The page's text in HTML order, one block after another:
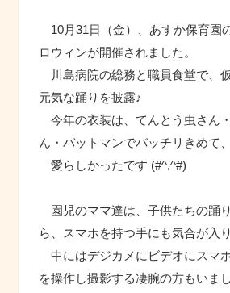
10月31日（金）、あすか保育園
ロウィンが開催されました。
川島病院の総務と職員食堂で、
元気な踊りを披露♪
今年の衣装は、てんとう虫さん
ん・バットマンでバッチリきめて
愛らしかったです (#^.^#)
園児のママ達は、子供たちの踊
ら、スマホを持つ手にも気合が入り
中にはデジカメにビデオにスマ
を操作し撮影する凄腕の方もいま